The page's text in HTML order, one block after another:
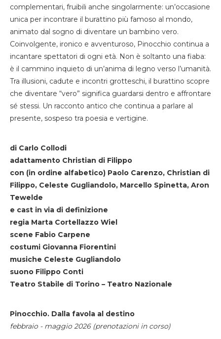
complementari, fruibili anche singolarmente: un’occasione
unica per incontrare il burattino più famoso al mondo,
animato dal sogno di diventare un bambino vero.
Coinvolgente, ironico e avventuroso, Pinocchio continua a
incantare spettatori di ogni età. Non è soltanto una fiaba:
è il cammino inquieto di un’anima di legno verso l’umanità.
Tra illusioni, cadute e incontri grotteschi, il burattino scopre
che diventare “vero” significa guardarsi dentro e affrontare
sé stessi. Un racconto antico che continua a parlare al
presente, sospeso tra poesia e vertigine.
di Carlo Collodi
adattamento Christian di Filippo
con (in ordine alfabetico) Paolo Carenzo, Christian di
Filippo, Celeste Gugliandolo, Marcello Spinetta, Aron
Tewelde
e cast in via di definizione
regia Marta Cortellazzo Wiel
scene Fabio Carpene
costumi Giovanna Fiorentini
musiche Celeste Gugliandolo
suono Filippo Conti
Teatro Stabile di Torino – Teatro Nazionale
Pinocchio. Dalla favola al destino
febbraio - maggio 2026 (prenotazioni in corso)